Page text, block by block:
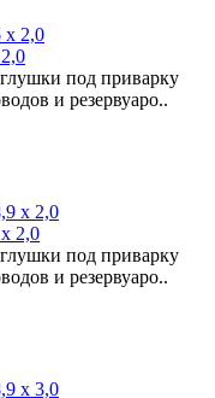
под приварку
и резервуаро..
2,0
под приварку
и резервуаро..